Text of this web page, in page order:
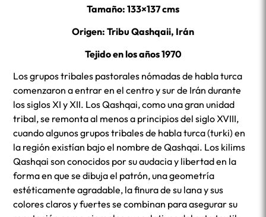
Tamaño: 133×137 cms
Origen: Tribu Qashqaii, Irán
Tejido en los años 1970
Los grupos tribales pastorales nómadas de habla turca
comenzaron a entrar en el centro y sur de Irán durante
los siglos XI y XII. Los Qashqai, como una gran unidad
tribal, se remonta al menos a principios del siglo XVIII,
cuando algunos grupos tribales de habla turca (turki) en
la región existían bajo el nombre de Qashqai. Los kilims
Qashqai son conocidos por su audacia y libertad en la
forma en que se dibuja el patrón, una geometría
estéticamente agradable, la finura de su lana y sus
colores claros y fuertes se combinan para asegurar su